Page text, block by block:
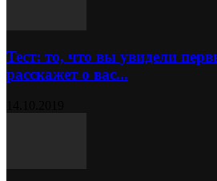
Тест: то, что вы увидели
расскажет о вас...